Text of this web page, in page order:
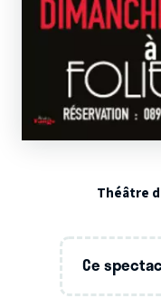
Théâtre
Ce